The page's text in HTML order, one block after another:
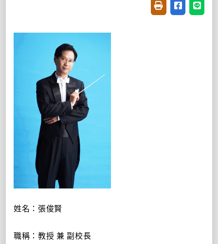
友善列印(開新視
分享至臉書
分享
姓名：張俊賢
職稱：教授兼 副校長